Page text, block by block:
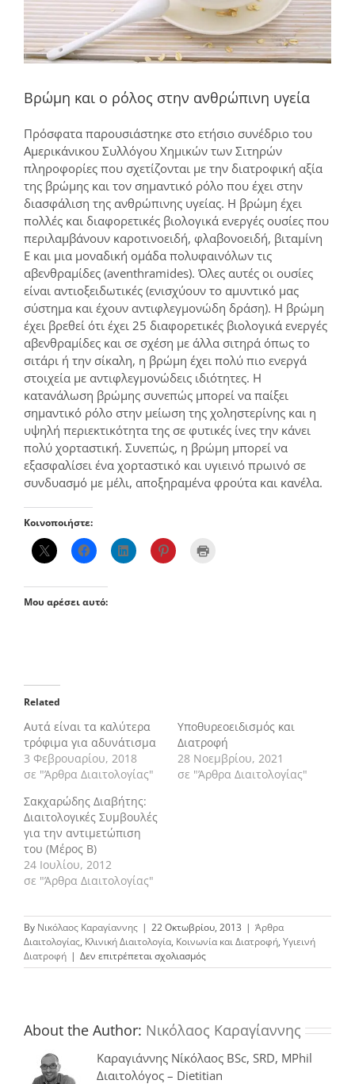
Βρώμη και ο ρόλος στην ανθρώπινη υγεία
Πρόσφατα παρουσιάστηκε στο ετήσιο συνέδριο του
Αμερικάνικου Συλλόγου Χημικών των Σιτηρών
πληροφορίες που σχετίζονται με την διατροφική αξία
της βρώμης και τον σημαντικό ρόλο που έχει στην
διασφάλιση της ανθρώπινης υγείας. Η βρώμη έχει
πολλές και διαφορετικές βιολογικά ενεργές ουσίες που
περιλαμβάνουν καροτινοειδή, φλαβονοειδή, βιταμίνη
Ε και μια μοναδική ομάδα πολυφαινόλων τις
αβενθραμίδες (aventhramides). Όλες αυτές οι ουσίες
είναι αντιοξειδωτικές (ενισχύουν το αμυντικό μας
σύστημα και έχουν αντιφλεγμονώδη δράση). Η βρώμη
έχει βρεθεί ότι έχει 25 διαφορετικές βιολογικά ενεργές
αβενθραμίδες και σε σχέση με άλλα σιτηρά όπως το
σιτάρι ή την σίκαλη, η βρώμη έχει πολύ πιο ενεργά
στοιχεία με αντιφλεγμονώδεις ιδιότητες. Η
κατανάλωση βρώμης συνεπώς μπορεί να παίξει
σημαντικό ρόλο στην μείωση της χοληστερίνης και η
υψηλή περιεκτικότητα της σε φυτικές ίνες την κάνει
πολύ χορταστική. Συνεπώς, η βρώμη μπορεί να
εξασφαλίσει ένα χορταστικό και υγιεινό πρωινό σε
συνδυασμό με μέλι, αποξηραμένα φρούτα και κανέλα.
Κοινοποιήστε:
Μου αρέσει αυτό:
Related
Αυτά είναι τα καλύτερα
τρόφιμα για αδυνάτισμα
3 Φεβρουαρίου, 2018
σε "Άρθρα Διαιτολογίας"
Υποθυρεοειδισμός και
Διατροφή
28 Νοεμβρίου, 2021
σε "Άρθρα Διαιτολογίας"
Σακχαρώδης Διαβήτης:
Διαιτολογικές Συμβουλές
για την αντιμετώπιση
του (Μέρος Β)
24 Ιουλίου, 2012
σε "Άρθρα Διαιτολογίας"
By Νικόλαος Καραγίαννης | 22 Οκτωβρίου, 2013 | Άρθρα
Διαιτολογίας, Κλινική Διαιτολογία, Κοινωνία και Διατροφή, Υγιεινή
Διατροφή | Δεν επιτρέπεται σχολιασμόςστο
Βρώμη
στην
ανθρώπινη
υγεία
About the Author: Νικόλαος Καραγίαννης
Καραγιάννης Νίκόλαος BSc, SRD, MPhil
Διαιτολόγος – Dietitian